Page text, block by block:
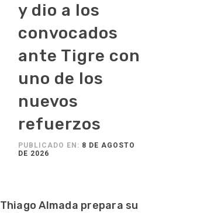
y dio a los
convocados
ante Tigre con
uno de los
nuevos
refuerzos
PUBLICADO EN: 8 DE AGOSTO
DE 2026
Thiago Almada prepara su